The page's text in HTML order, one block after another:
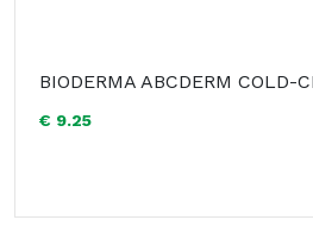
BIODERMA ABCDERM COLD-
€ 9.25